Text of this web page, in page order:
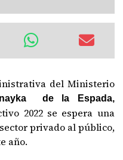
del Ministerio
de la Espada,
2022 se espera una
privado al público,
año.